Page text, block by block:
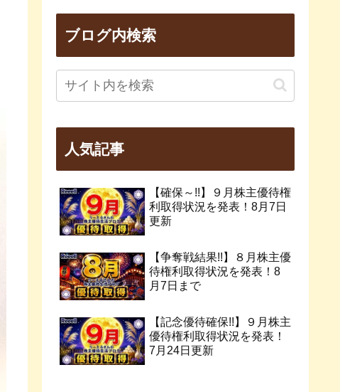
ブログ内検索
人気記事
【確保～!!】９月株主優待権
利取得状況を発表！8月7日
更新
【争奪戦結果!!】８月株主優
待権利取得状況を発表！8
月7日まで
【記念優待確保!!】９月株主
優待権利取得状況を発表！
7月24日更新